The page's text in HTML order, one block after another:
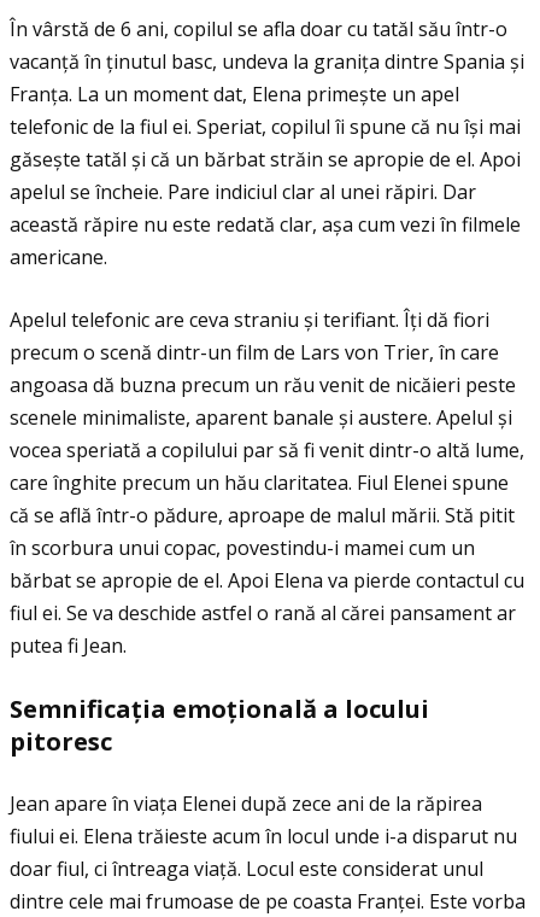
În vârstă de 6 ani, copilul se afla doar cu tatăl său într-o
vacanţă în ţinutul basc, undeva la graniţa dintre Spania și
Franţa. La un moment dat, Elena primește un apel
telefonic de la fiul ei. Speriat, copilul îi spune că nu își mai
găsește tatăl și că un bărbat străin se apropie de el. Apoi
apelul se încheie. Pare indiciul clar al unei răpiri. Dar
această răpire nu este redată clar, așa cum vezi în filmele
americane.
Apelul telefonic are ceva straniu și terifiant. Îţi dă fiori
precum o scenă dintr-un film de Lars von Trier, în care
angoasa dă buzna precum un rău venit de nicăieri peste
scenele minimaliste, aparent banale și austere. Apelul și
vocea speriată a copilului par să fi venit dintr-o altă lume,
care înghite precum un hău claritatea. Fiul Elenei spune
că se află într-o pădure, aproape de malul mării. Stă pitit
în scorbura unui copac, povestindu-i mamei cum un
bărbat se apropie de el. Apoi Elena va pierde contactul cu
fiul ei. Se va deschide astfel o rană al cărei pansament ar
putea fi Jean.
Semnificaţia emoţională a locului
pitoresc
Jean apare în viaţa Elenei după zece ani de la răpirea
fiului ei. Elena trăieste acum în locul unde i-a disparut nu
doar fiul, ci întreaga viaţă. Locul este considerat unul
dintre cele mai frumoase de pe coasta Franţei. Este vorba